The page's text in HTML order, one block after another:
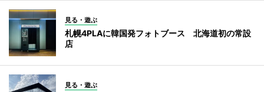
見る・遊ぶ
札幌4PLAに韓国発フォトブース 北海道初の常設
店
見る・遊ぶ